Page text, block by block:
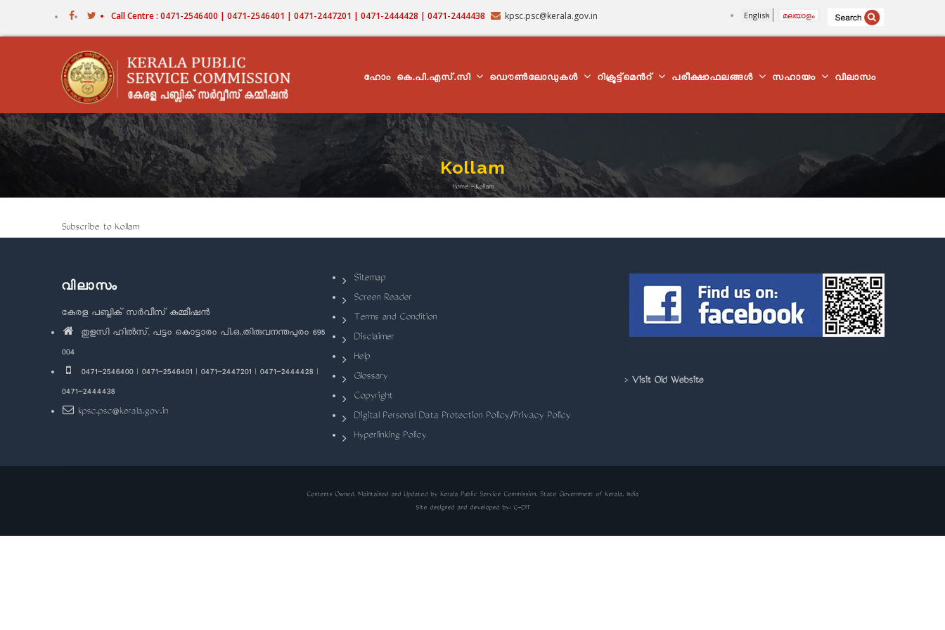
Call Centre : 0471-2546400 | 0471-2546401 | 0471-2447201 | 0471-2444428 | 0471-2444438 kpsc.psc@kerala.gov.in English മലയാളം
NAVIGATION
ഹോം കെ.പി.എസ്.സി ഡൌൺലോഡുകൾ റിക്രൂട്ട്മെന്‍റ് പരീക്ഷാഫലങ്ങൾ സഹായം വിലാസം
Kollam
Breadcrumb
Home -Kollam
Subscribe to Kollam
വിലാസം
കേരള പബ്ലിക് സർവീസ് കമ്മീഷൻ
തുളസി ഹിൽസ്, പട്ടം കൊട്ടാരം പി.ഒ.,തിരുവനന്തപുരം 695
004
0471-2546400 | 0471-2546401 | 0471-2447201 | 0471-2444428 |
0471-2444438
kpsc.psc@kerala.gov.in
Sitemap
Screen Reader
Terms and Condition
Disclaimer
Help
Glossary
Copyright
Digital Personal Data Protection Policy/Privacy Policy
Hyperlinking Policy
> Visit Old Website
Contents Owned, Maintained and Updated by Kerala Public Service Commission, State Government of Kerala, India
Site designed and developed by: C-DIT